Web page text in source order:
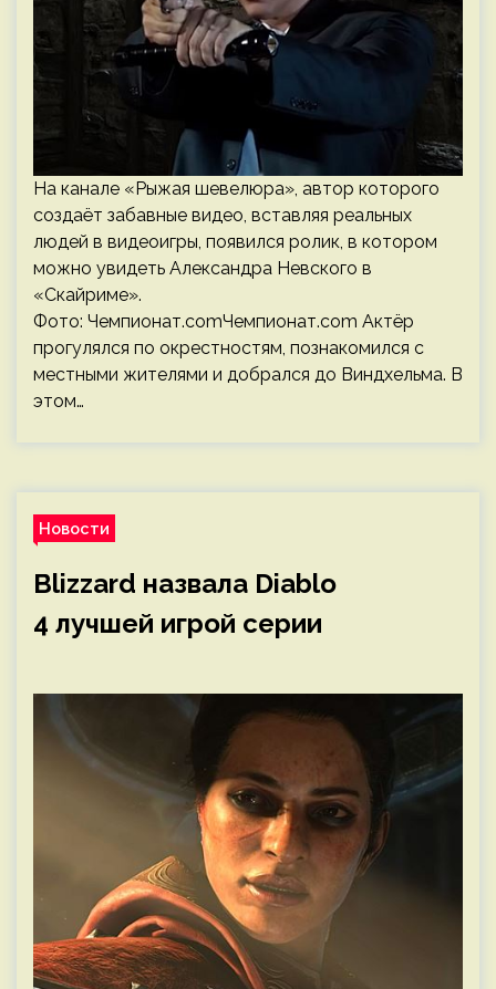
На канале «Рыжая шевелюра», автор которого
создаёт забавные видео, вставляя реальных
людей в видеоигры, появился ролик, в котором
можно увидеть Александра Невского в
«Скайриме».
Фото: Чемпионат.comЧемпионат.com Актёр
прогулялся по окрестностям, познакомился с
местными жителями и добрался до Виндхельма. В
этом…
Новости
Blizzard назвала Diablo
4 лучшей игрой серии